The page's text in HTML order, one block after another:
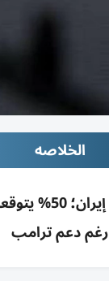
الخلاصه
رغم دعم ترامب